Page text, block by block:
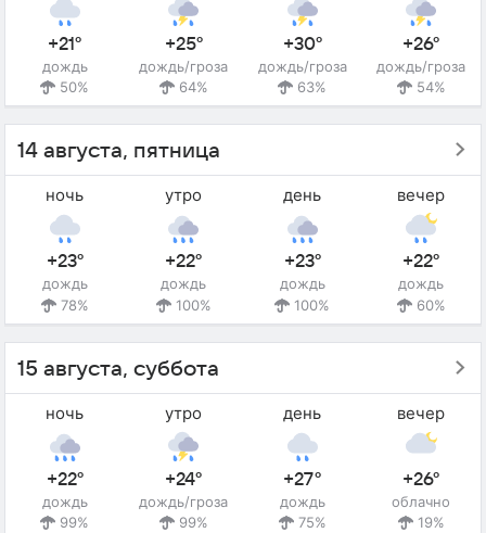
+21°
дождь
50%
+25°
дождь/гроза
64%
+30°
дождь/гроза
63%
+26°
дождь/гроза
54%
14 августа, пятница
ночь
+23°
дождь
78%
утро
+22°
дождь
100%
день
+23°
дождь
100%
вечер
+22°
дождь
60%
15 августа, суббота
ночь
+22°
дождь
99%
утро
+24°
дождь/гроза
99%
день
+27°
дождь
75%
вечер
+26°
облачно
19%